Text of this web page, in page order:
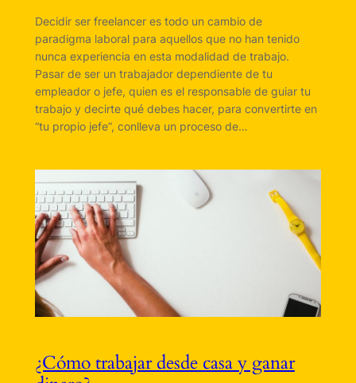
Decidir ser freelancer es todo un cambio de
paradigma laboral para aquellos que no han tenido
nunca experiencia en esta modalidad de trabajo.
Pasar de ser un trabajador dependiente de tu
empleador o jefe, quien es el responsable de guiar tu
trabajo y decirte qué debes hacer, para convertirte en
“tu propio jefe”, conlleva un proceso de…
¿Cómo trabajar desde casa y ganar